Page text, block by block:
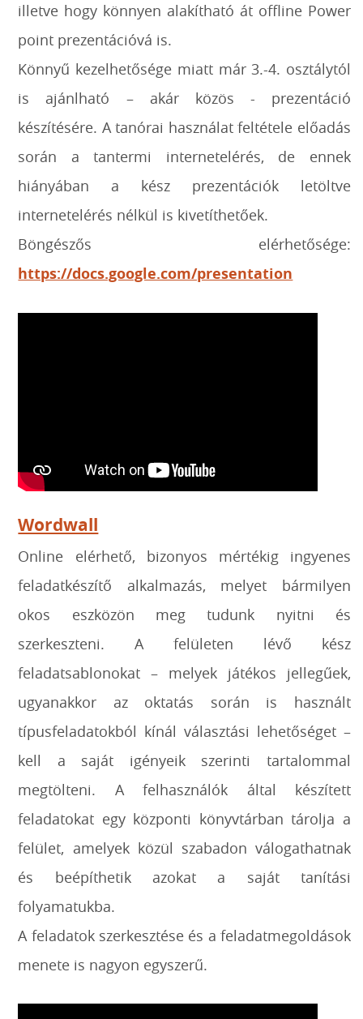
illetve hogy könnyen alakítható át offline Power
point prezentációvá is.
Könnyű kezelhetősége miatt már 3.-4. osztálytól
is ajánlható – akár közös - prezentáció
készítésére. A tanórai használat feltétele előadás
során a tantermi internetelérés, de ennek
hiányában a kész prezentációk letöltve
internetelérés nélkül is kivetíthetőek.
Böngészős elérhetősége:
https://docs.google.com/presentation
Wordwall
Online elérhető, bizonyos mértékig ingyenes
feladatkészítő alkalmazás, melyet bármilyen
okos eszközön meg tudunk nyitni és
szerkeszteni. A felületen lévő kész
feladatsablonokat – melyek játékos jellegűek,
ugyanakkor az oktatás során is használt
típusfeladatokból kínál választási lehetőséget –
kell a saját igényeik szerinti tartalommal
megtölteni. A felhasználók által készített
feladatokat egy központi könyvtárban tárolja a
felület, amelyek közül szabadon válogathatnak
és beépíthetik azokat a saját tanítási
folyamatukba.
A feladatok szerkesztése és a feladatmegoldások
menete is nagyon egyszerű.